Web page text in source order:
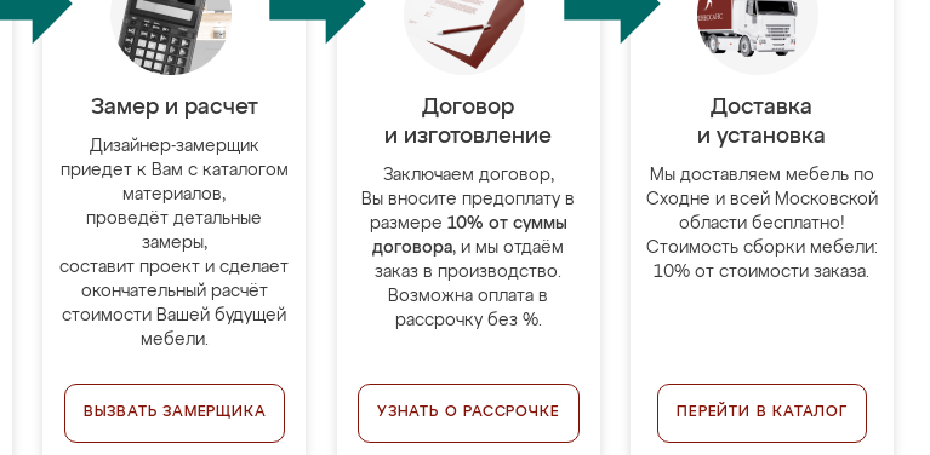
Замер и расчет
Дизайнер-замерщик
приедет к Вам с каталогом
материалов,
проведёт детальные
замеры,
составит проект и сделает
окончательный расчёт
стоимости Вашей будущей
мебели.
ВЫЗВАТЬ ЗАМЕРЩИКА
Договор
и изготовление
Заключаем договор,
Вы вносите предоплату в
размере 10% от суммы
договора, и мы отдаём
заказ в производство.
Возможна оплата в
рассрочку без %.
УЗНАТЬ О РАССРОЧКЕ
Доставка
и установка
Мы доставляем мебель по
Сходне и всей Московской
области бесплатно!
Стоимость сборки мебели:
10% от стоимости заказа.
ПЕРЕЙТИ В КАТАЛОГ